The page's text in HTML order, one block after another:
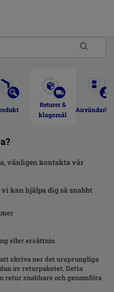
Returer &
klagomål
vänligen kontakta vår
kan hjälpa dig så snabbt
eller ersättnin
skriva ner det ursprungliga
av returpaketet. Detta
retur snabbare och genomföra